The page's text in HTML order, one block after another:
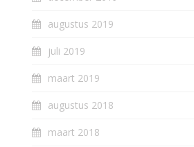
augustus 2019
juli 2019
maart 2019
augustus 2018
maart 2018